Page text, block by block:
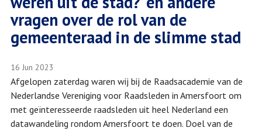
vragen over de rol van de
gemeenteraad in de slimme stad
16 Jun 2023
Afgelopen zaterdag waren wij bij de Raadsacademie van de
Nederlandse Vereniging voor Raadsleden in Amersfoort om
met geïnteresseerde raadsleden uit heel Nederland een
datawandeling rondom Amersfoort te doen. Doel van de